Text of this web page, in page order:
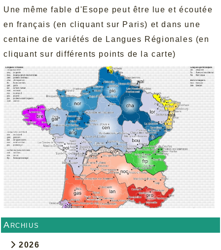
Une même fable d'Esope peut être lue et écoutée
en français (en cliquant sur Paris) et dans une
centaine de variétés de Langues Régionales (en
cliquant sur différents points de la carte)
Archius
2026